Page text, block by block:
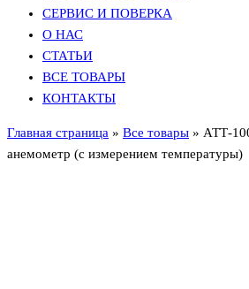
СЕРВИС И ПОВЕРКА
О НАС
СТАТЬИ
ВСЕ ТОВАРЫ
КОНТАКТЫ
Главная страница » Все товары » АТТ-
анемометр (с измерением температуры)